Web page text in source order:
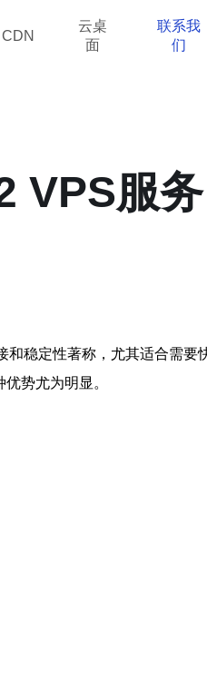
CDN
云桌
面
联系我
们
VPS服务
稳定性著称，尤其适合需要
势尤为明显。